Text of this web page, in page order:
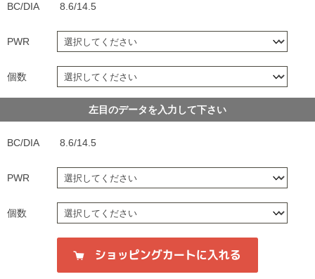
BC/DIA 8.6/14.5
PWR
個数
左目のデータを入力して下さい
BC/DIA 8.6/14.5
PWR
個数